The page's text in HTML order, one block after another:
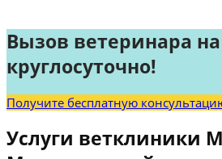
Вызов ветеринара
круглосуточно!
Получите бесплатную
Услуги ветклиники